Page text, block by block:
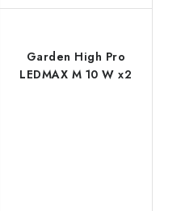
Garden High Pro
LEDMAX M 10 W x2